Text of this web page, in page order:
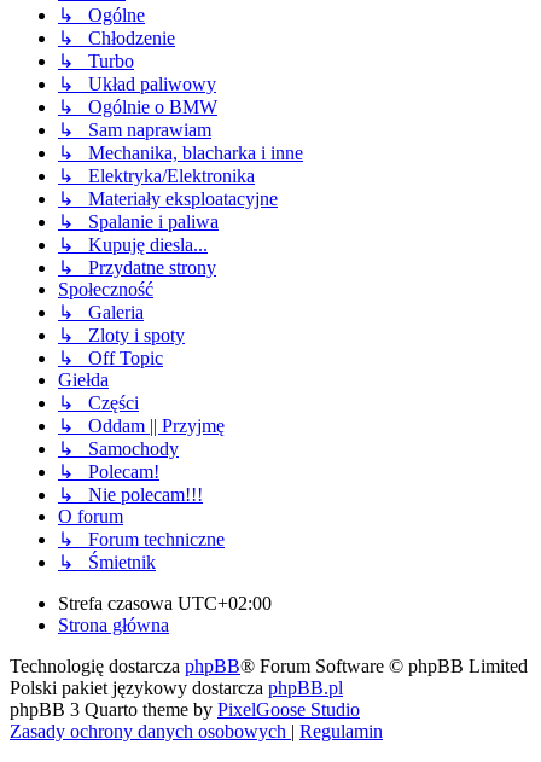
↳ Ogólne
↳ Chłodzenie
↳ Turbo
↳ Układ paliwowy
↳ Ogólnie o BMW
↳ Sam naprawiam
↳ Mechanika, blacharka i inne
↳ Elektryka/Elektronika
↳ Materiały eksploatacyjne
↳ Spalanie i paliwa
↳ Kupuję diesla...
↳ Przydatne strony
Społeczność
↳ Galeria
↳ Zloty i spoty
↳ Off Topic
Giełda
↳ Części
↳ Oddam || Przyjmę
↳ Samochody
↳ Polecam!
↳ Nie polecam!!!
O forum
↳ Forum techniczne
↳ Śmietnik
Strefa czasowa UTC+02:00
Strona główna
Technologię dostarcza phpBB® Forum Software © phpBB Limited
Polski pakiet językowy dostarcza phpBB.pl
phpBB 3 Quarto theme by PixelGoose Studio
Zasady ochrony danych osobowych | Regulamin